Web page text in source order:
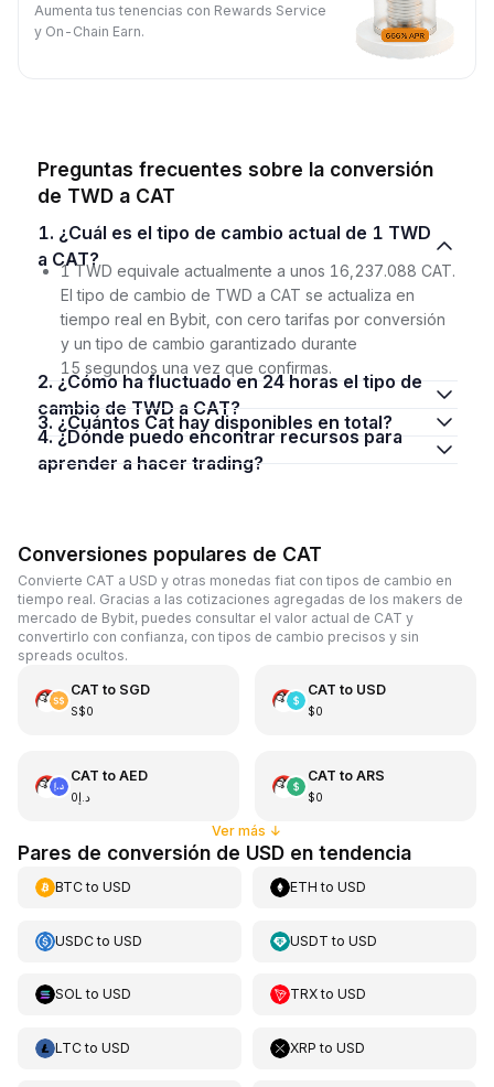
Aumenta tus tenencias con Rewards Service
y On-Chain Earn.
Preguntas frecuentes sobre la conversión
de TWD a CAT
1. ¿Cuál es el tipo de cambio actual de 1 TWD
a CAT?
1 TWD equivale actualmente a unos 16,237.088 CAT.
El tipo de cambio de TWD a CAT se actualiza en
tiempo real en Bybit, con cero tarifas por conversión
y un tipo de cambio garantizado durante
15 segundos una vez que confirmas.
2. ¿Cómo ha fluctuado en 24 horas el tipo de
cambio de TWD a CAT?
3. ¿Cuántos Cat hay disponibles en total?
4. ¿Dónde puedo encontrar recursos para
aprender a hacer trading?
Conversiones populares de CAT
Convierte CAT a USD y otras monedas fiat con tipos de cambio en
tiempo real. Gracias a las cotizaciones agregadas de los makers de
mercado de Bybit, puedes consultar el valor actual de CAT y
convertirlo con confianza, con tipos de cambio precisos y sin
spreads ocultos.
CAT to SGD
S$0
CAT to USD
$0
CAT to AED
د.إ0
CAT to ARS
$0
Ver más ↓
Pares de conversión de USD en tendencia
BTCto USD ETH toUSD
USDCto USD USDT toUSD
SOL to USD TRXtoUSD
LTCto USD XRP toUSD